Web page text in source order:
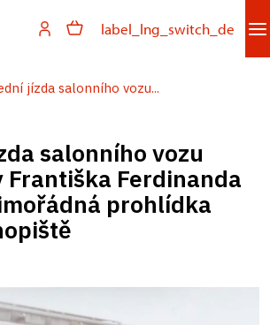
label_lng_switch_de
jízda salonního vozu...
salonního vozu
Františka Ferdinanda
prohlídka